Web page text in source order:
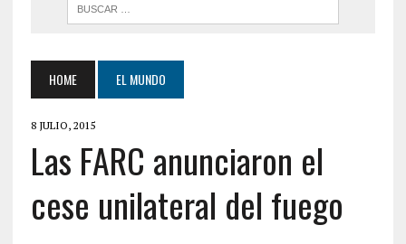
HOME EL MUNDO
8 JULIO, 2015
Las FARC anunciaron el
cese unilateral del fuego